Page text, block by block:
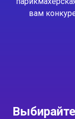
вам